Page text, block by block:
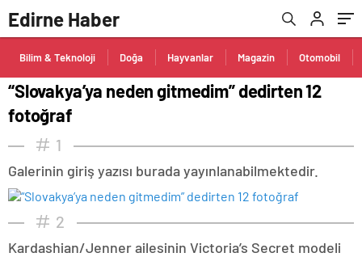
Edirne Haber
Bilim & Teknoloji Doğa Hayvanlar Magazin Otomobil
“Slovakya’ya neden gitmedim” dedirten 12
fotoğraf
1
Galerinin giriş yazısı burada yayınlanabilmektedir.
2
Kardashian/Jenner ailesinin Victoria’s Secret modeli